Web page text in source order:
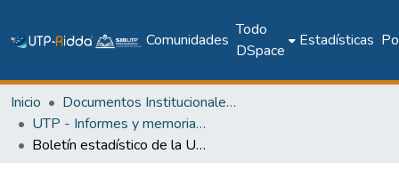
Comunidades
Todo
DSpace
Estadísticas
Inicio
Documentos Institucionales y Memoria Universitaria
UTP - Informes y memorias institucionales
Boletín estadístico de la Universidad Tecnológica de Panamá, Año 2014